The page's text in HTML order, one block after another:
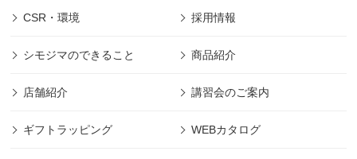
CSR・環境 採用情報
シモジマのできること 商品紹介
店舗紹介 講習会のご案内
ギフトラッピング WEBカタログ